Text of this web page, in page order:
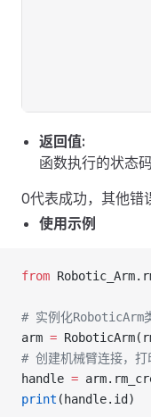
返回值:
函数执行的状态码
0代表成功，其他错
使用示例
from
# 实例化RoboticArm
arm =
# 创建机械臂连接，
handle =
print (handle.id)